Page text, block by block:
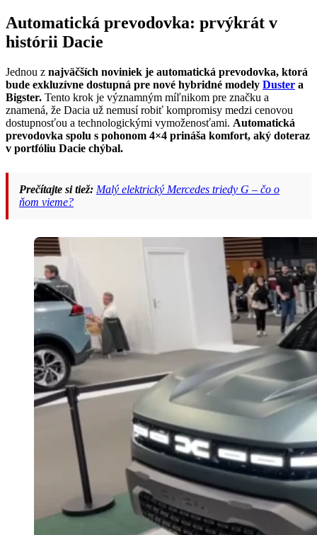
Automatická prevodovka: prvýkrát v
histórii Dacie
Jednou z najväčších noviniek je automatická prevodovka, ktorá
bude exkluzívne dostupná pre nové hybridné modely Duster a
Bigster. Tento krok je významným míľnikom pre značku a
znamená, že Dacia už nemusí robiť kompromisy medzi cenovou
dostupnosťou a technologickými vymoženosťami. Automatická
prevodovka spolu s pohonom 4×4 prináša komfort, aký doteraz
v portfóliu Dacie chýbal.
Prečítajte si tiež: Malý elektrický Mercedes triedy G – čo o
ňom vieme?